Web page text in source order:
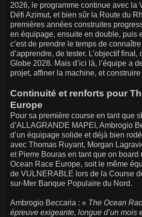
2026, le programme continue avec la
Défi Azimut, et bien sûr la Route du
premières années construites
en équipage, ensuite en double, puis
c’est de prendre le temps de
d’apprendre, de tester. L’objectif final,
Globe 2028. Mais d’ici là, l’équipe a
projet, affiner la machine, et
Continuité et renforts pour
Europe
Pour sa première course en tant que
d’ALLAGRANDE MAPEI, Ambrogio
d’un équipage solide et déjà bien
avec Thomas Ruyant, Morgan
et Pierre Bouras en tant que on board
Ocean Race Europe, soit le même
de VULNERABLE lors de la Course
sur-Mer Banque Populaire du Nord.
Ambrogio Beccaria : « The Ocean
épreuve exigeante, longue d’un mois